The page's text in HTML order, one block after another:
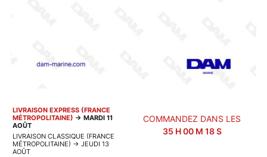
LIVRAISON EXPRESS (FRANCE
MÉTROPOLITAINE) → MARDI 11
AOÛT
LIVRAISON CLASSIQUE (FRANCE
MÉTROPOLITAINE) → JEUDI 13
AOÛT
COMMANDEZ DANS LES
35 H00M 18S